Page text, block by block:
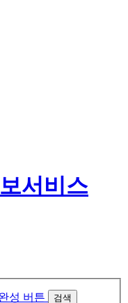
검색